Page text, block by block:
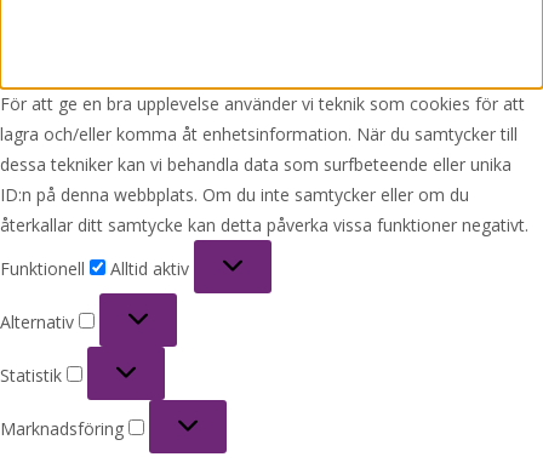
För att ge en bra upplevelse använder vi teknik som cookies för att
lagra och/eller komma åt enhetsinformation. När du samtycker till
dessa tekniker kan vi behandla data som surfbeteende eller unika
ID:n på denna webbplats. Om du inte samtycker eller om du
återkallar ditt samtycke kan detta påverka vissa funktioner negativt.
Funktionell
Alltid aktiv
Alternativ
Statistik
Marknadsföring